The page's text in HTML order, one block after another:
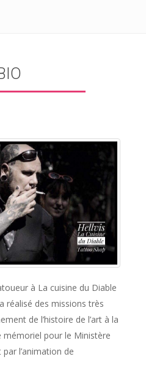
à La cuisine du Diable
réalisé des missions très
de l’histoire de l’art à la
pour le Ministère
l’animation de